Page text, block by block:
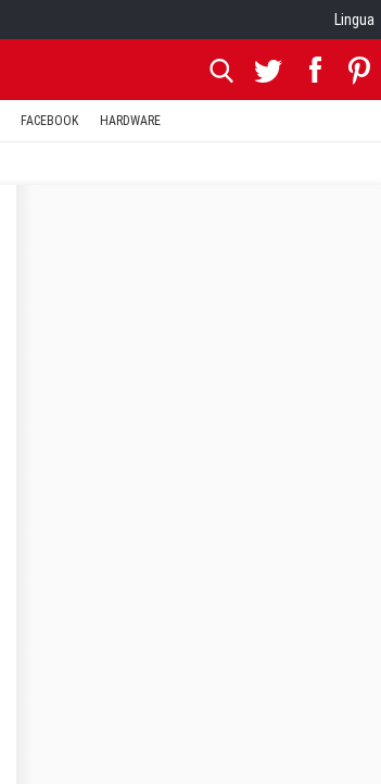
Lingua
FACEBOOK HARDWARE